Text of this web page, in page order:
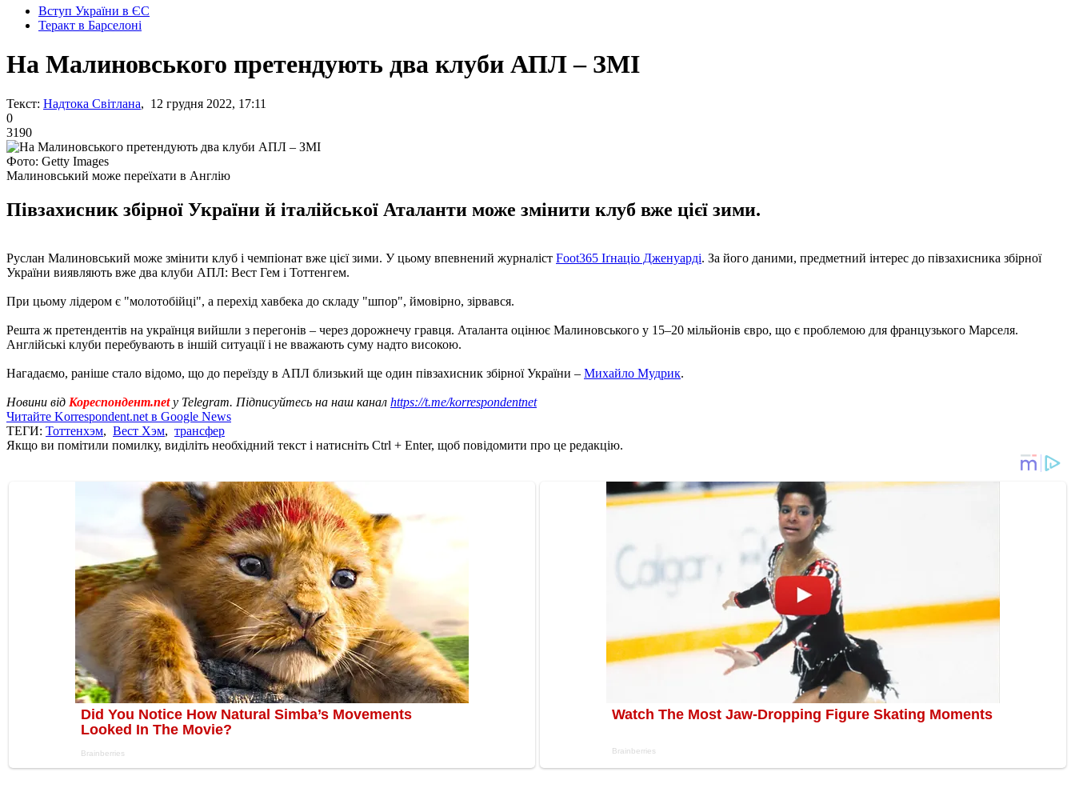
Вступ України в ЄС
Теракт в Барселоні
На Малиновського претендують два клуби АПЛ – ЗМІ
Текст: Надтока Світлана, 12 грудня 2022, 17:11
0
3190
Фото: Getty Images
Малиновський може переїхати в Англію
Півзахисник збірної України й італійської Аталанти може змінити клуб вже цієї зими.
Руслан Малиновський може змінити клуб і чемпіонат вже цієї зими. У цьому впевнений журналіст Foot365 Іґнаціо Дженуарді. За його даними, предметний інтерес до півзахисника збірної
України виявляють вже два клуби АПЛ: Вест Гем і Тоттенгем.
При цьому лідером є "молотобійці", а перехід хавбека до складу "шпор", ймовірно, зірвався.
Решта ж претендентів на українця вийшли з перегонів – через дорожнечу гравця. Аталанта оцінює Малиновського у 15–20 мільйонів євро, що є проблемою для французького Марселя.
Англійські клуби перебувають в іншій ситуації і не вважають суму надто високою.
Нагадаємо, раніше стало відомо, що до переїзду в АПЛ близький ще один півзахисник збірної України – Михайло Мудрик.
Новини від Кореспондент.netу Telegram. Підписуйтесь на наш канал https://t.me/korrespondentnet
Читайте Korrespondent.net в Google News
ТЕГИ: Тоттенхэм, Вест Хэм, трансфер
Якщо ви помітили помилку, виділіть необхідний текст і натисніть Ctrl + Enter, щоб повідомити про це редакцію.